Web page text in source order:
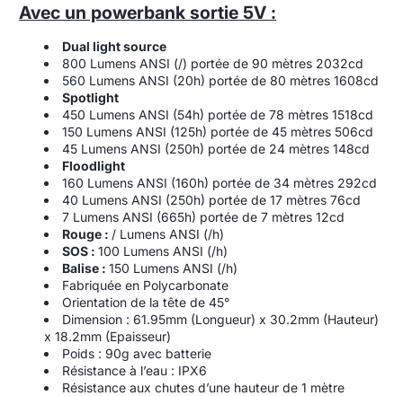
Avec un powerbank sortie 5V :
Dual light source
800 Lumens ANSI (/) portée de 90 mètres 2032cd
560 Lumens ANSI (20h) portée de 80 mètres 1608cd
Spotlight
450 Lumens ANSI (54h) portée de 78 mètres 1518cd
150 Lumens ANSI (125h) portée de 45 mètres 506cd
45 Lumens ANSI (250h) portée de 24 mètres 148cd
Floodlight
160 Lumens ANSI (160h) portée de 34 mètres 292cd
40 Lumens ANSI (250h) portée de 17 mètres 76cd
7 Lumens ANSI (665h) portée de 7 mètres 12cd
Rouge : / Lumens ANSI (/h)
SOS : 100 Lumens ANSI (/h)
Balise : 150 Lumens ANSI (/h)
Fabriquée en Polycarbonate
Orientation de la tête de 45°
Dimension : 61.95mm (Longueur) x 30.2mm (Hauteur)
x 18.2mm (Epaisseur)
Poids : 90g avec batterie
Résistance à l’eau : IPX6
Résistance aux chutes d’une hauteur de 1 mètre